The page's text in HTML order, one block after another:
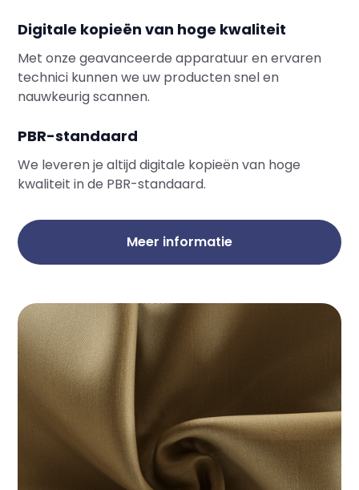
Digitale kopieën van hoge kwaliteit
Met onze geavanceerde apparatuur en ervaren
technici kunnen we uw producten snel en
nauwkeurig scannen.
PBR-standaard
We leveren je altijd digitale kopieën van hoge
kwaliteit in de PBR-standaard.
Meer informatie